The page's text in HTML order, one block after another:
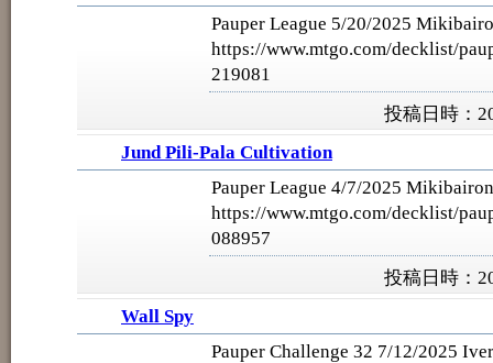
Pauper League 5/20/2025
https://www.mtgo.com/decklist/
219081
投稿日時：
Jund Pili-Pala Cultivation
Pauper League 4/7/2025
https://www.mtgo.com/decklist/
088957
投稿日時：
Wall Spy
Pauper Challenge 32 7/12/2025